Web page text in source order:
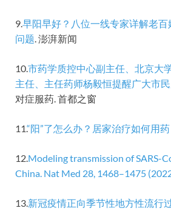
9.早阳早好？八位一线专家详解老
问题. 澎湃新闻
10.市药学质控中心副主任、北京大
主任、主任药师杨毅恒提醒广大市
对症服药. 首都之窗
11.“阳”了怎么办？居家治疗如何用药
12.Modeling transmission of SARS-
China. Nat Med 28, 1468–1475
13.新冠疫情正向季节性地方性流行